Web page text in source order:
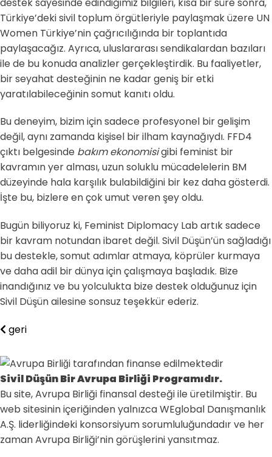
Türkiye’deki sivil toplum örgütleriyle paylaşmak üzere UN
Women Türkiye’nin çağrıcılığında bir toplantıda
paylaşacağız. Ayrıca, uluslararası sendikalardan bazıları
ile de bu konuda analizler gerçekleştirdik. Bu faaliyetler,
bir seyahat desteğinin ne kadar geniş bir etki
yaratılabileceğinin somut kanıtı oldu.
Bu deneyim, bizim için sadece profesyonel bir gelişim
değil, aynı zamanda kişisel bir ilham kaynağıydı. FFD4
çıktı belgesinde bakım ekonomisigibi feminist bir
kavramın yer alması, uzun soluklu mücadelelerin BM
düzeyinde hala karşılık bulabildiğini bir kez daha gösterdi.
İşte bu, bizlere en çok umut veren şey oldu.
Bugün biliyoruz ki, Feminist Diplomacy Lab artık sadece
bir kavram notundan ibaret değil. Sivil Düşün’ün sağladığı
bu destekle, somut adımlar atmaya, köprüler kurmaya
ve daha adil bir dünya için çalışmaya başladık. Bize
inandığınız ve bu yolculukta bize destek olduğunuz için
Sivil Düşün ailesine sonsuz teşekkür ederiz.
geri
Sivil Düşün Bir Avrupa Birliği Programıdır.
Bu site, Avrupa Birliği finansal desteği ile üretilmiştir. Bu
web sitesinin içeriğinden yalnızca WEglobal Danışmanlık
A.Ş. liderliğindeki konsorsiyum sorumluluğundadır ve her
zaman Avrupa Birliği’nin görüşlerini yansıtmaz.